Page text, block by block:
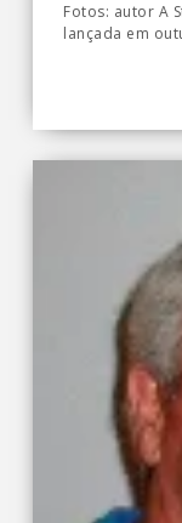
Fotos: autor A
lançada em